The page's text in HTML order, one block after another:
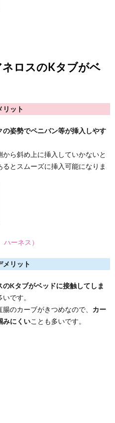
ロスのKタブがベ
リット
の姿勢でペニバン等が挿入しやす
ら斜め上に挿入していかないと
とスムーズに挿入可能になりま
ーネス）
メリット
のKタブがベッドに接触してしま
です。
のカーブがきつめなので、 カー
みにくいことも多いです。